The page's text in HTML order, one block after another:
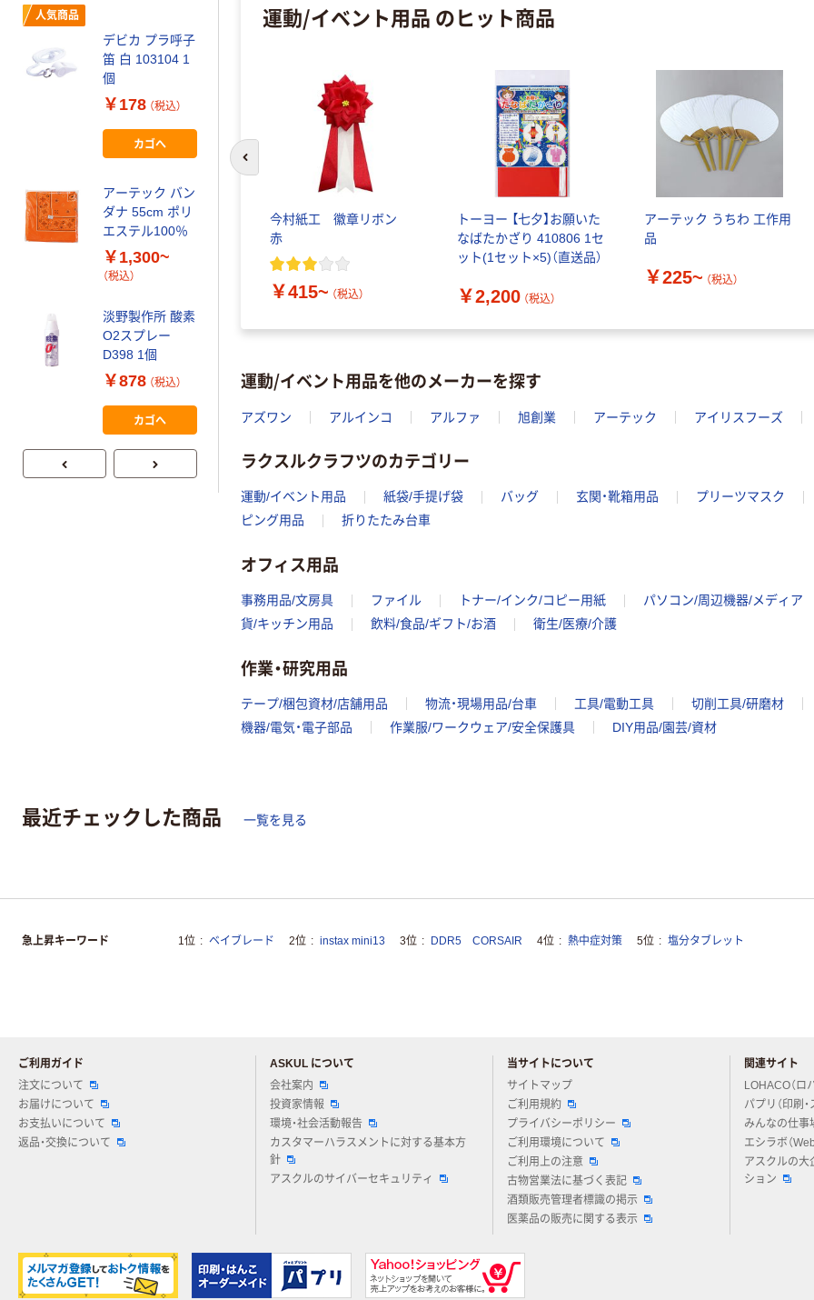
運動/イベント用品 のヒット商品
今村紙工 徽章リボン
赤
￥415~ （税込）
トーヨー 【七夕】お願いた
なばたかざり 410806 1セ
ット(1セット×5)（直送品）
￥2,200 （税込）
アーテック うちわ 工作用
品
￥225~ （税込）
前のスライドへ
運動/イベント用品を他のメーカーを探す
アズワン アルインコ アルファ 旭創業 アーテック アイリスフーズ
ラクスルクラフツのカテゴリー
運動/イベント用品 紙袋/手提げ袋 バッグ 玄関・靴箱用品 プリーツマスク
ピング用品
折りたたみ台車
オフィス用品
事務用品/文房具 ファイル トナー/インク/コピー用紙 パソコン/周辺機器/メディア
貨/キッチン用品
飲料/食品/ギフト/お酒 衛生/医療/介護
作業・研究用品
テープ/梱包資材/店舗用品 物流・現場用品/台車 工具/電動工具 切削工具/研磨材
機器/電気・電子部品
作業服/ワークウェア/安全保護具 DIY用品/園芸/資材
人気商品
デビカ プラ呼子
笛 白 103104 1
個
￥178 （税込）
カゴへ
アーテック バン
ダナ 55cm ポリ
エステル100％
￥1,300~
（税込）
淡野製作所 酸素
O2スプレー
D398 1個
￥878 （税込）
カゴへ
アーテック ワイ
￥157 （税込）
カゴへ
人気商品
￥178 （税込）
カゴへ
アーテック バン
ダナ 55cm ポリ
エステル100％
￥1,300~
O2スプレー
￥878
カゴへ
最近チェックした商品 一覧を見る
急上昇キーワード 1位 ベイブレード 2位 instax mini13 3位 DDR5 CORSAIR 4位 熱中症対策 5位 塩分タブレット
ご利用ガイド
注文について
お届けについて
お支払いについて
返品・交換について
ASKUL について
会社案内
投資家情報
環境・社会活動報告
カスタマーハラスメントに対する基本方
針
アスクルのサイバーセキュリティ
当サイトについて
サイトマップ
ご利用規約
プライバシーポリシー
ご利用環境について
ご利用上の注意
古物営業法に基づく表記
酒類販売管理者標識の掲示
医薬品の販売に関する表示
関連サイト
LOHACO（ロ
パプリ（印刷・
みんなの仕事
エシラボ（
アスクルの大
ション